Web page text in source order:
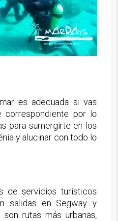
es adecuada si vas
por lo
para sumergirte en los
y alucinar con todo lo
de servicios turísticos
salidas en Segway y
rutas más urbanas,